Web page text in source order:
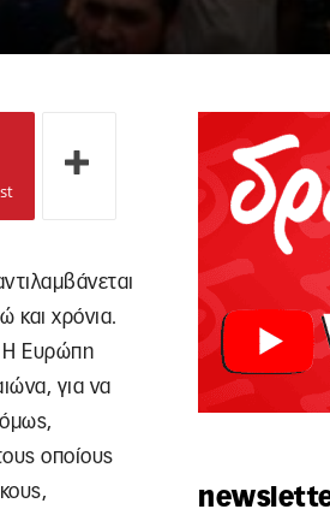
και χρόνια.
Η Ευρώπη
για να
οποίους